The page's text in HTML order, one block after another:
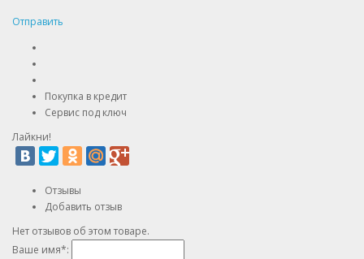
Отправить
Покупка в кредит
Сервис под ключ
Лайкни!
Отзывы
Добавить отзыв
Нет отзывов об этом товаре.
Ваше имя*: